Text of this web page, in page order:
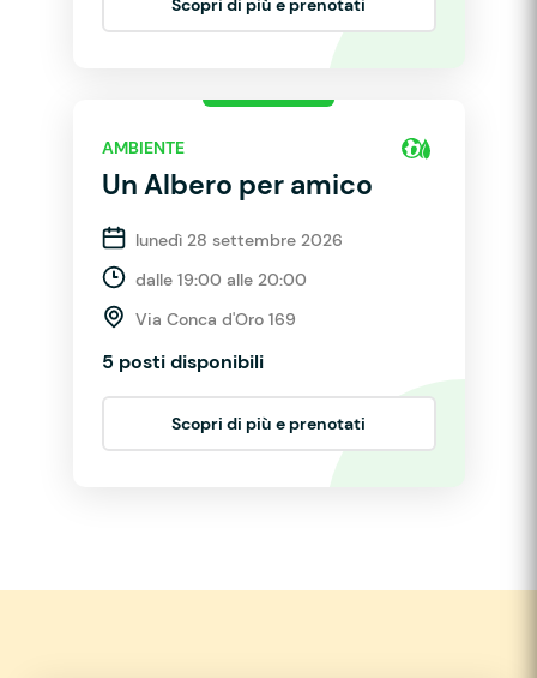
Scopri di più e prenotati
AMBIENTE
Un Albero per amico
lunedì 28 settembre 2026
dalle 19:00 alle 20:00
Via Conca d'Oro 169
5 posti disponibili
Scopri di più e prenotati